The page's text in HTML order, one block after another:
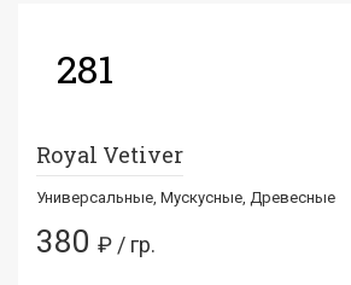
281
Royal Vetiver
Универсальные, Мускусные, Древесные
380 ₽ / гр.